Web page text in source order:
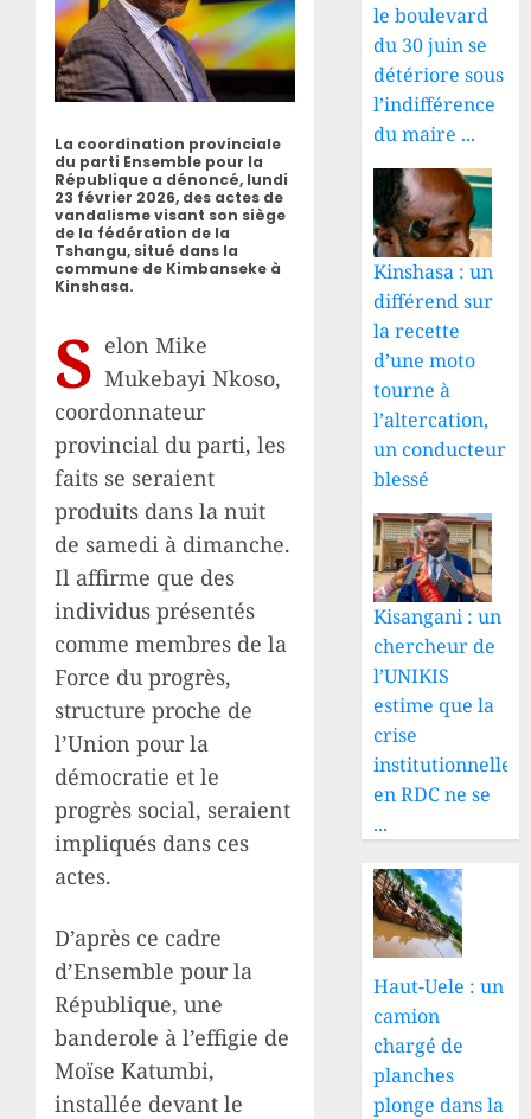
La coordination provinciale
du parti Ensemble pour la
République a dénoncé, lundi
23 février 2026, des actes de
vandalisme visant son siège
de la fédération de la
Tshangu, situé dans la
commune de Kimbanseke à
Kinshasa.
S elon Mike
Mukebayi Nkoso,
coordonnateur
provincial du parti, les
faits se seraient
produits dans la nuit
de samedi à dimanche.
Il affirme que des
individus présentés
comme membres de la
Force du progrès,
structure proche de
l’Union pour la
démocratie et le
progrès social, seraient
impliqués dans ces
actes.
D’après ce cadre
d’Ensemble pour la
République, une
banderole à l’effigie de
Moïse Katumbi,
installée devant le
le boulevard
du 30 juin se
détériore sous
l’indifférence
du maire ...
Kinshasa : un
différend sur
la recette
d’une moto
tourne à
l’altercation,
un conducteur
blessé
Kisangani : un
chercheur de
l’UNIKIS
estime que la
crise
institutionnelle
en RDC ne se
...
Haut-Uele : un
camion
chargé de
planches
plonge dans la